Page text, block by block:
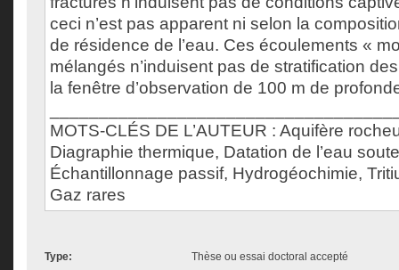
ceci n’est pas apparent ni selon la
de résidence de l’eau. Ces écoulements «
mélangés n’induisent pas de stratification
la fenêtre d’observation de 100 m de
MOTS-CLÉS DE L’AUTEUR : Aquifère
Diagraphie thermique, Datation de l’eau
Échantillonnage passif, Hydrogéochimie,
Gaz rares
Type:
Thèse ou essai doctoral accepté